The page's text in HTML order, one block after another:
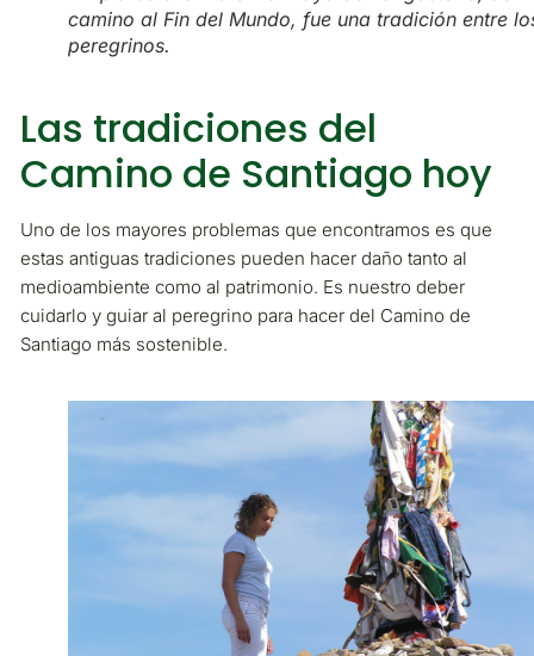
camino al Fin del Mundo, fue una tradición entre
peregrinos.
Las tradiciones del
Camino de Santiago hoy
Uno de los mayores problemas que encontramos es que
estas antiguas tradiciones pueden hacer daño tanto al
medioambiente como al patrimonio. Es nuestro deber
cuidarlo y guiar al peregrino para hacer del Camino de
Santiago más sostenible.